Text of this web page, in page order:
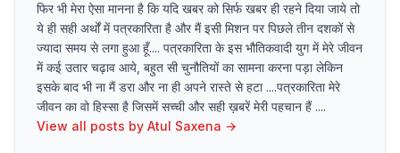
फिर भी मेरा ऐसा मानना है कि यदि खबर को सिर्फ खबर ही रहने दिया जाये तो
ये ही सही अर्थों में पत्रकारिता है और मैं इसी मिशन पर पिछले तीन दशकों से
ज्यादा समय से लगा हुआ हूँ.... पत्रकारिता के इस भौतिकवादी युग में मेरे जीवन
में कई उतार चढ़ाव आये, बहुत सी चुनौतियों का सामना करना पड़ा लेकिन
इसके बाद भी ना मैं डरा और ना ही अपने रास्ते से हटा ....पत्रकारिता मेरे
जीवन का वो हिस्सा है जिसमें सच्ची और सही ख़बरें मेरी पहचान हैं ....
View all posts by Atul Saxena →